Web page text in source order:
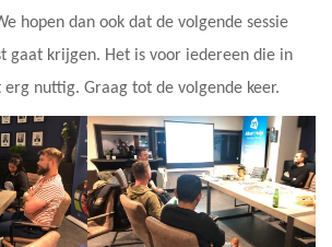
hopen dan ook dat de volgende sessie
gaat krijgen. Het is voor iedereen die in
nuttig. Graag tot de volgende keer.